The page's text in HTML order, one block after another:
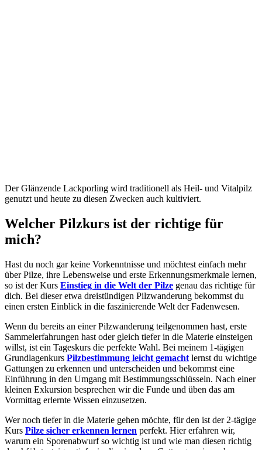
Der Glänzende Lackporling wird traditionell als Heil- und Vitalpilz
genutzt und heute zu diesen Zwecken auch kultiviert.
Welcher Pilzkurs ist der richtige für
mich?
Hast du noch gar keine Vorkenntnisse und möchtest einfach mehr
über Pilze, ihre Lebensweise und erste Erkennungsmerkmale lernen,
so ist der Kurs Einstieg in die Welt der Pilze genau das richtige für
dich. Bei dieser etwa dreistündigen Pilzwanderung bekommst du
einen ersten Einblick in die faszinierende Welt der Fadenwesen.
Wenn du bereits an einer Pilzwanderung teilgenommen hast, erste
Sammelerfahrungen hast oder gleich tiefer in die Materie einsteigen
willst, ist ein Tageskurs die perfekte Wahl. Bei meinem 1-tägigen
Grundlagenkurs Pilzbestimmung leicht gemacht lernst du wichtige
Gattungen zu erkennen und unterscheiden und bekommst eine
Einführung in den Umgang mit Bestimmungsschlüsseln. Nach einer
kleinen Exkursion besprechen wir die Funde und üben das am
Vormittag erlernte Wissen einzusetzen.
Wer noch tiefer in die Materie gehen möchte, für den ist der 2-tägige
Kurs Pilze sicher erkennen lernen perfekt. Hier erfahren wir,
warum ein Sporenabwurf so wichtig ist und wie man diesen richtig